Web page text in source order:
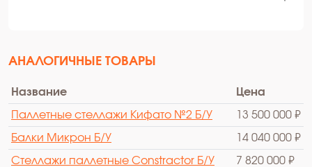
АНАЛОГИЧНЫЕ ТОВАРЫ
Название Цена
Паллетные стеллажи Кифато №2 Б/У 13 500 000 ₽
Балки Микрон Б/У 14 040 000 ₽
Стеллажи паллетные Constractor Б/У 7 820 000 ₽